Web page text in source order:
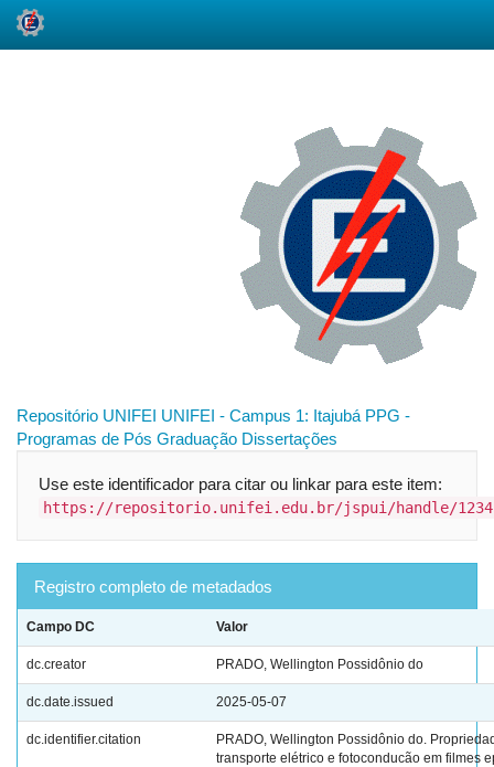
Repositório UNIFEI UNIFEI - Campus 1: Itajubá PPG -
Programas de Pós Graduação Dissertações
Use este identificador para citar ou linkar para este item:
https://repositorio.unifei.edu.br/jspui/handle/
Registro completo de metadados
Campo DC Valor
dc.creator PRADO, Wellington Possidônio do
dc.date.issued 2025-05-07
dc.identifier.citation
PRADO, Wellington Possidônio do.
transporte elétrico e fotoconducão em filmes